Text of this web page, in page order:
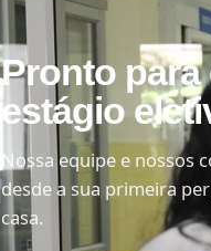
Pronto para
estágio
Nossa equipe e nossos
desde a sua primeira
casa.